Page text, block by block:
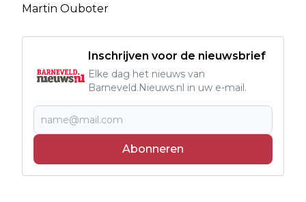
Martin Ouboter
Inschrijven voor de nieuwsbrief
Elke dag het nieuws van
Barneveld.Nieuws.nl in uw e-mail.
Abonneren